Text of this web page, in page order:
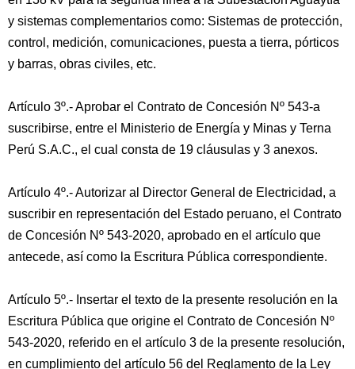
y sistemas complementarios como: Sistemas de protección,
control, medición, comunicaciones, puesta a tierra, pórticos
y barras, obras civiles, etc.
Artículo 3º.- Aprobar el Contrato de Concesión Nº 543-a
suscribirse, entre el Ministerio de Energía y Minas y Terna
Perú S.A.C., el cual consta de 19 cláusulas y 3 anexos.
Artículo 4º.- Autorizar al Director General de Electricidad, a
suscribir en representación del Estado peruano, el Contrato
de Concesión Nº 543-2020, aprobado en el artículo que
antecede, así como la Escritura Pública correspondiente.
Artículo 5º.- Insertar el texto de la presente resolución en la
Escritura Pública que origine el Contrato de Concesión Nº
543-2020, referido en el artículo 3 de la presente resolución,
en cumplimiento del artículo 56 del Reglamento de la Ley